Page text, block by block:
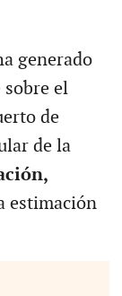
generado
el
de
de la
estimación